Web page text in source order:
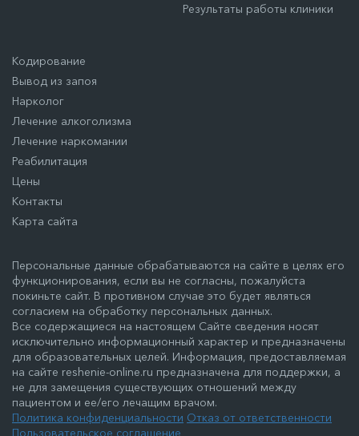
Результаты работы клиники
Кодирование
Вывод из запоя
Нарколог
Лечение алкоголизма
Лечение наркомании
Реабилитация
Цены
Контакты
Карта сайта
Персональные данные обрабатываются на сайте в целях его
функционирования, если вы не согласны, пожалуйста
покиньте сайт. В противном случае это будет являться
согласием на обработку персональных данных.
Все содержащиеся на настоящем Сайте сведения носят
исключительно информационный характер и предназначены
для образовательных целей. Информация, предоставляемая
на сайте reshenie-online.ru предназначена для поддержки, а
не для замещения существующих отношений между
пациентом и ее/его лечащим врачом.
Политика конфиденциальности Отказ от ответственности
Пользовательское соглашение